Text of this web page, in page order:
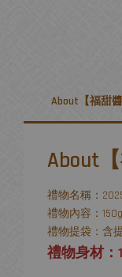
About【福甜醬
About
禮物名稱：
禮物內容：
禮物提袋：含
禮物身材：